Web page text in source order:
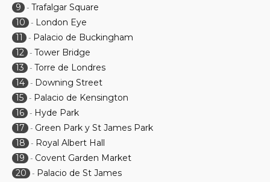
9
- Trafalgar Square
10
- London Eye
11
- Palacio de Buckingham
12 - Tower Bridge
13
- Torre de Londres
14 - Downing Street
15 - Palacio de Kensington
16 - Hyde Park
17
- Green Park y St James Park
18
- Royal Albert Hall
19
- Covent Garden Market
20
- Palacio de St James